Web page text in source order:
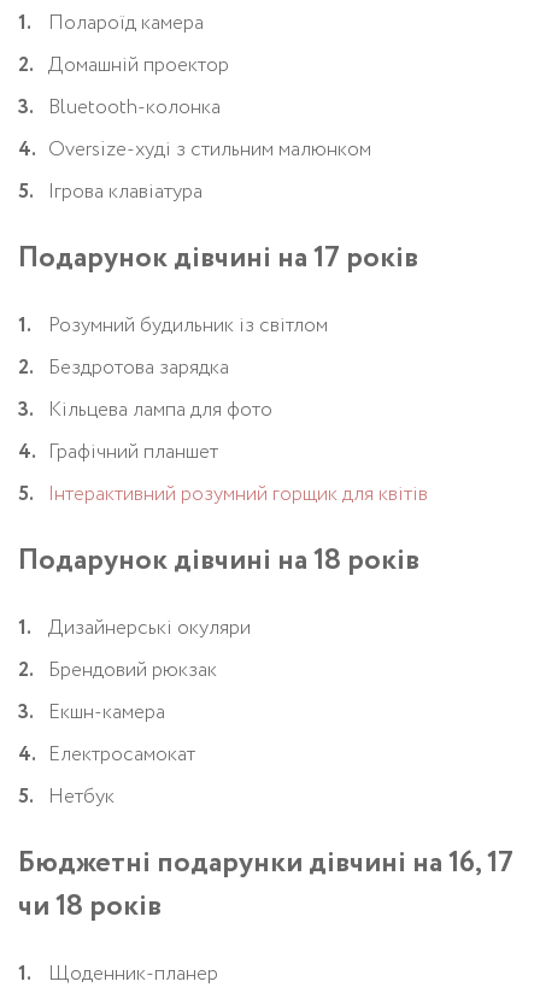
Полароїд камера
Домашній проектор
Bluetooth-колонка
Oversize-худі з стильним малюнком
Ігрова клавіатура
Подарунок дівчині на 17 років
Розумний будильник із світлом
Бездротова зарядка
Кільцева лампа для фото
Графічний планшет
Інтерактивний розумний горщик для квітів
Подарунок дівчині на 18 років
Дизайнерські окуляри
Брендовий рюкзак
Екшн-камера
Електросамокат
Нетбук
Бюджетні подарунки дівчині на 16, 17
чи 18 років
Щоденник-планер